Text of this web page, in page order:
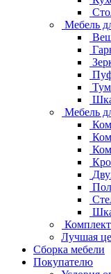
Мебель
Мебель
Лучшая
Сборка мебели
Покупателю